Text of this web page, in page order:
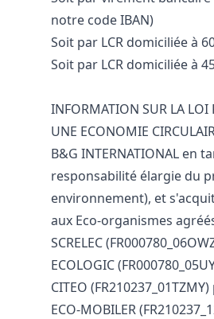
notre code IBAN)
Soit par LCR domiciliée à
Soit par LCR domiciliée à
INFORMATION SUR LA LOI
UNE ECONOMIE
B&G INTERNATIONAL
responsabilité élargie du
environnement), et
aux Eco-organismes
SCRELEC
ECOLOGIC
CITEO
ECO-MOBILER